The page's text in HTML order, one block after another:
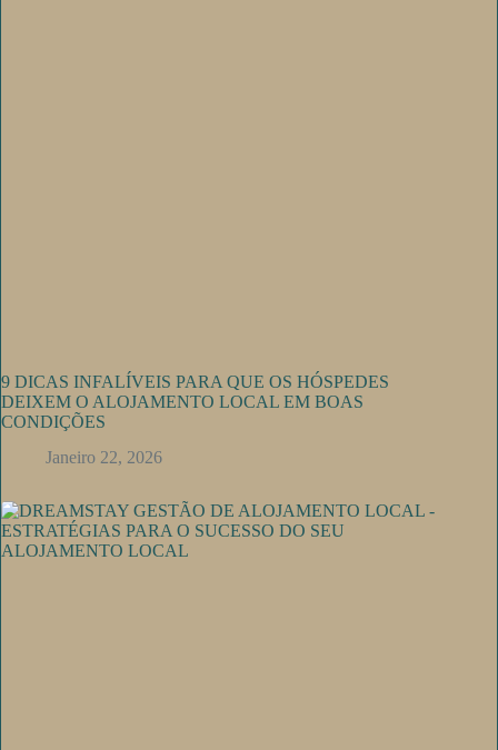
9 DICAS INFALÍVEIS PARA QUE OS HÓSPEDES
DEIXEM O ALOJAMENTO LOCAL EM BOAS
CONDIÇÕES
Janeiro 22, 2026